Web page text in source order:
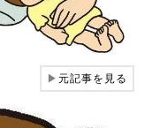
▶元記事を見る